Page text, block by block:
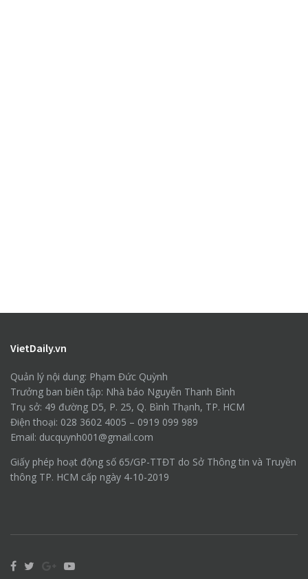
VietDaily.vn
Quản lý nội dung: Phạm Đức Quỳnh
Trưởng ban biên tập: Nhà báo Nguyễn Thanh Bình
Trụ sở: 49 đường D5, P. 25, Q. Bình Thạnh, TP. HCM
Điện thoại: 028 3602 4005 – 0919 099 989
Email: ducquynh001@gmail.com
Giấy phép hoạt động số 65/GP-TTĐT do Sở Thông tin và Truyền
thông TP. HCM cấp ngày 4-10-2019